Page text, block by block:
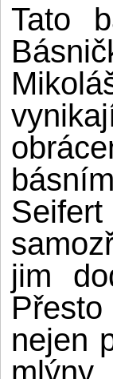
Tato
jim
nejen